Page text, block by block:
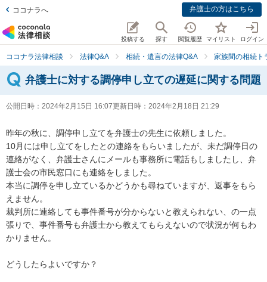
ココナラへ 弁護士の方はこちら
投稿する 探す 閲覧履歴 マイリスト ログイン
ココナラ法律相談 法律Q&A 相続・遺言の法律Q&A 家族間の相続ト
弁護士に対する調停申し立ての遅延に関する問題
公開日時： 2024年2月15日 16:07更新日時： 2024年2月18日 21:29
昨年の秋に、調停申し立てを弁護士の先生に依頼しました。
10月には申し立てをしたとの連絡をもらいましたが、未だ調停日の
連絡がなく、弁護士さんにメールも事務所に電話もしましたし、弁
護士会の市民窓口にも連絡をしました。
本当に調停を申し立ているかどうかも尋ねていますが、返事をもら
えません。
裁判所に連絡しても事件番号が分からないと教えられない、の一点
張りで、事件番号も弁護士から教えてもらえないので状況が何もわ
かりません。
どうしたらよいですか？